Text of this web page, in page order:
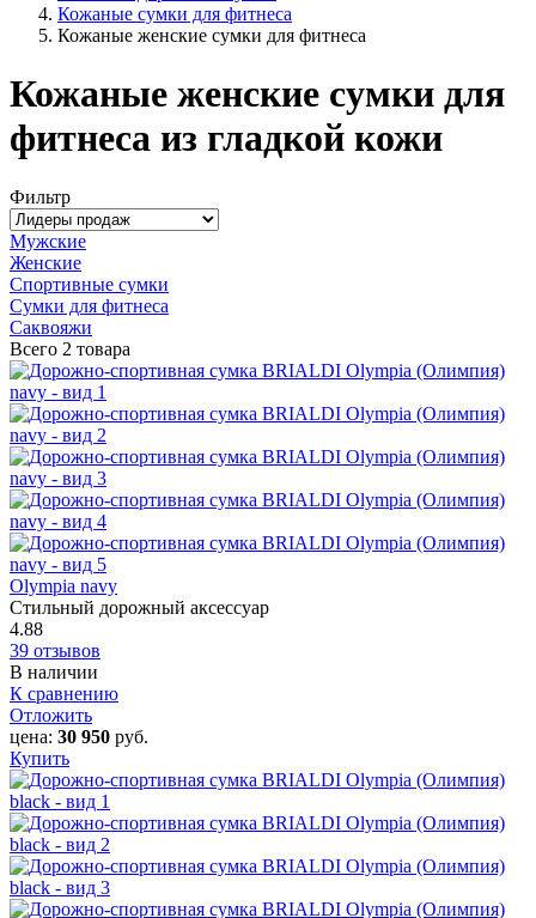
Кожаные сумки для фитнеса
Кожаные женские сумки для фитнеса
Кожаные женские сумки для
фитнеса из гладкой кожи
Фильтр
Мужские
Женские
Спортивные сумки
Сумки для фитнеса
Саквояжи
Всего 2 товара
Olympia navy
Стильный дорожный аксессуар
4.88
39 отзывов
В наличии
К сравнению
Отложить
цена: 30 950 руб.
Купить